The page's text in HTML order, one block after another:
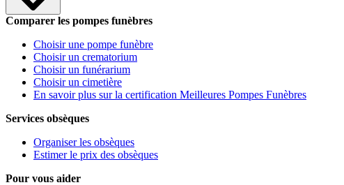
Comparer les pompes funèbres
Choisir une pompe funèbre
Choisir un crematorium
Choisir un funérarium
Choisir un cimetière
En savoir plus sur la certification Meilleures Pompes Funèbres
Services obsèques
Organiser les obsèques
Estimer le prix des obsèques
Pour vous aider